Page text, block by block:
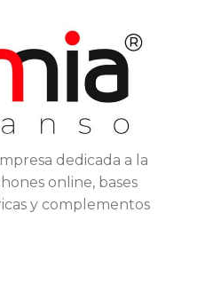
dedicada a la
online, bases
y complementos